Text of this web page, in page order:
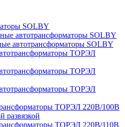
SOLBY
автотрансформаторы SOLBY
автотрансформаторы SOLBY
ТОРЭЛ
ТОРЭЛ
ТОРЭЛ
ТОРЭЛ 220В/100В
развязкой
ТОРЭЛ 220В/110В